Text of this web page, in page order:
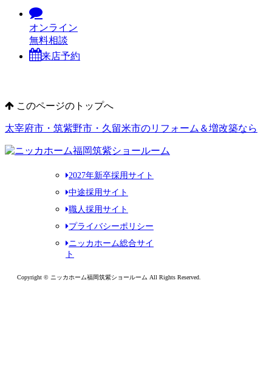
オンライン
無料相談
来店予約
このページのトップへ
太宰府市・筑紫野市・久留米市のリフォーム＆増改築なら
2027年新卒採用サイト
中途採用サイト
職人採用サイト
プライバシーポリシー
ニッカホーム総合サイ
ト
Copyright © ニッカホーム福岡筑紫ショールーム All Rights Reserved.